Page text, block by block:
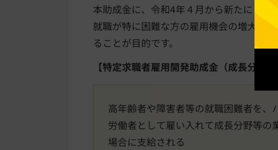
本助成金に、令和4年４月から新たに「
就職が特に困難な方の雇用機会の増大を
ることが目的です。
【特定求職者雇用開発助成金（成長分野
高年齢者や障害者等の就職困難者を
労働者として雇い入れて成長分野等
場合に支給される